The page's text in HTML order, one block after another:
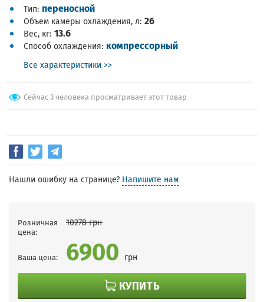
Тип переносной
Объем камеры охлаждения, л 26
Вес, кг 13.6
Способ охлаждения компрессорный
Все характеристики >>
Сейчас 3 человека просматривает этот товар
Нашли ошибку на странице? Напишите нам
Розничная
цена:
10278грн
Ваша цена: 6900 грн
КУПИТЬ